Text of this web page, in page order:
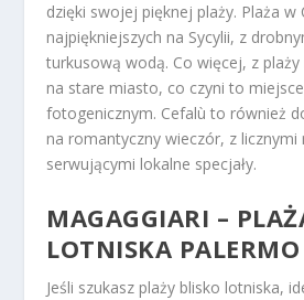
dzięki swojej pięknej plaży. Plaża
najpiękniejszych na Sycylii, z
turkusową wodą. Co więcej, z
na stare miasto, co czyni to
fotogenicznym. Cefalù to również
na romantyczny wieczór, z licznymi
serwującymi lokalne specjały.
MAGAGGIARI –
LOTNISKA PALERMO
Jeśli szukasz plaży blisko lotniska,